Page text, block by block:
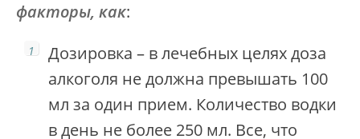
факторы, как:
Дозировка – в лечебных целях доза
алкоголя не должна превышать 100
мл за один прием. Количество водки
в день не более 250 мл. Все, что